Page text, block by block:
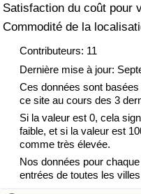
Satisfaction du coût pour
Commodité de la
Contributeurs: 11
Dernière mise à jour:
Ces données sont
ce site au cours des 3
Si la valeur est 0, cela
faible, et si la valeur est
comme très élevée.
Nos données pour
entrées de toutes les
Indice des soins de
Pollution
Indice de Pollution
Indice de pollution
Indice de Pollution par
Trafic